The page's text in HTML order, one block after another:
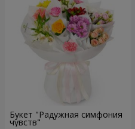
Букет "Радужная симфония
чувств"